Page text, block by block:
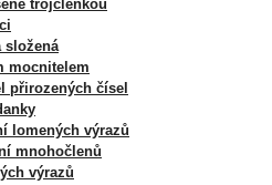
trojčlenkou
složená
mocnitelem
přirozených čísel
lomených výrazů
mnohočlenů
výrazů